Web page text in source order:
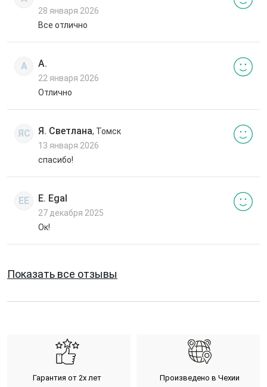
28 января 2026
Все отлично
А А.
22 января 2026
Отлично
ЯС Я. Светлана, Томск
13 января 2026
спасибо!
EE E. Egal
27 декабря 2025
Ок!
Показать все отзывы
Гарантия от 2х лет Произведено в Чехии